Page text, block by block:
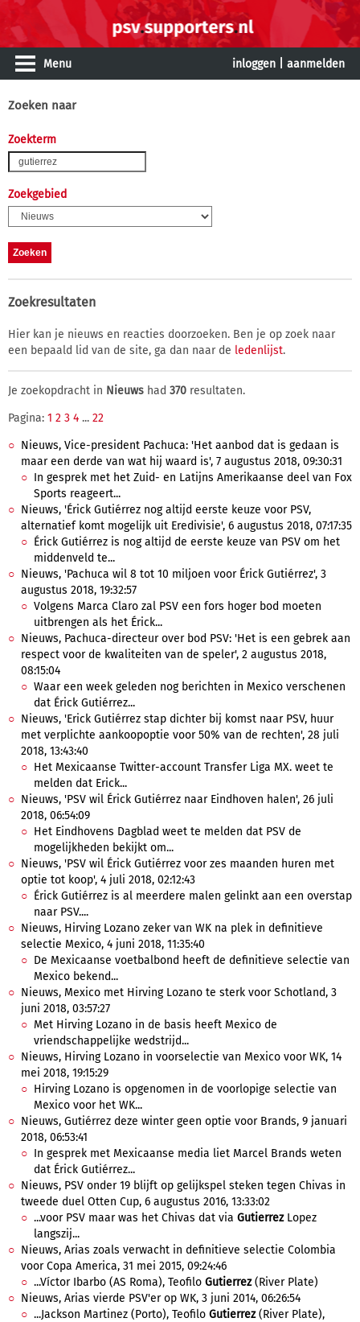
Menu inloggen aanmelden
Zoeken naar
Zoekterm
Zoekgebied
Zoekresultaten
Hier kan je nieuws en reacties doorzoeken. Ben je op zoek naar
een bepaald lid van de site, ga dan naar de ledenlijst.
Je zoekopdracht in Nieuws had 370 resultaten.
Pagina: 1 2 3 4 ... 22
Nieuws, Vice-president Pachuca: 'Het aanbod dat is gedaan is
maar een derde van wat hij waard is', 7 augustus 2018, 09:30:31
In gesprek met het Zuid- en Latijns Amerikaanse deel van Fox
Sports reageert...
Nieuws, 'Érick Gutiérrez nog altijd eerste keuze voor PSV,
alternatief komt mogelijk uit Eredivisie', 6 augustus 2018, 07:17:35
Érick Gutiérrez is nog altijd de eerste keuze van PSV om het
middenveld te...
Nieuws, 'Pachuca wil 8 tot 10 miljoen voor Érick Gutiérrez', 3
augustus 2018, 19:32:57
Volgens Marca Claro zal PSV een fors hoger bod moeten
uitbrengen als het Érick...
Nieuws, Pachuca-directeur over bod PSV: 'Het is een gebrek aan
respect voor de kwaliteiten van de speler', 2 augustus 2018,
08:15:04
Waar een week geleden nog berichten in Mexico verschenen
dat Érick Gutiérrez...
Nieuws, 'Erick Gutiérrez stap dichter bij komst naar PSV, huur
met verplichte aankoopoptie voor 50% van de rechten', 28 juli
2018, 13:43:40
Het Mexicaanse Twitter-account Transfer Liga MX. weet te
melden dat Erick...
Nieuws, 'PSV wil Érick Gutiérrez naar Eindhoven halen', 26 juli
2018, 06:54:09
Het Eindhovens Dagblad weet te melden dat PSV de
mogelijkheden bekijkt om...
Nieuws, 'PSV wil Érick Gutiérrez voor zes maanden huren met
optie tot koop', 4 juli 2018, 02:12:43
Érick Gutiérrez is al meerdere malen gelinkt aan een overstap
naar PSV....
Nieuws, Hirving Lozano zeker van WK na plek in definitieve
selectie Mexico, 4 juni 2018, 11:35:40
De Mexicaanse voetbalbond heeft de definitieve selectie van
Mexico bekend...
Nieuws, Mexico met Hirving Lozano te sterk voor Schotland, 3
juni 2018, 03:57:27
Met Hirving Lozano in de basis heeft Mexico de
vriendschappelijke wedstrijd...
Nieuws, Hirving Lozano in voorselectie van Mexico voor WK, 14
mei 2018, 19:15:29
Hirving Lozano is opgenomen in de voorlopige selectie van
Mexico voor het WK...
Nieuws, Gutiérrez deze winter geen optie voor Brands, 9 januari
2018, 06:53:41
In gesprek met Mexicaanse media liet Marcel Brands weten
dat Érick Gutiérrez...
Nieuws, PSV onder 19 blijft op gelijkspel steken tegen Chivas in
tweede duel Otten Cup, 6 augustus 2016, 13:33:02
...voor PSV maar was het Chivas dat via GutierrezLopez
langszij...
Nieuws, Arias zoals verwacht in definitieve selectie Colombia
voor Copa America, 31 mei 2015, 09:24:46
...Víctor Ibarbo (AS Roma), Teofilo Gutierrez(River Plate)
Nieuws, Arias vierde PSV'er op WK, 3 juni 2014, 06:26:54
...Jackson Martinez (Porto), Teofilo Gutierrez(River Plate),